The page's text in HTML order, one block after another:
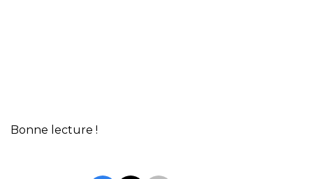
Bonne lecture !